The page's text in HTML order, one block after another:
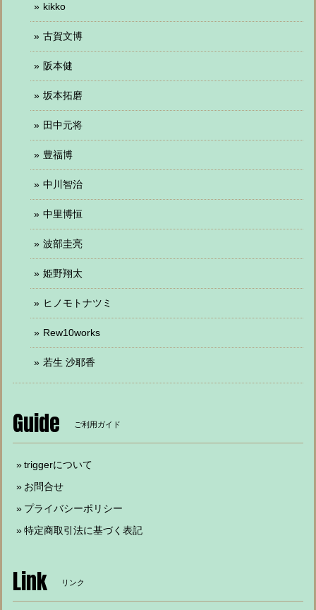
kikko
古賀文博
阪本健
坂本拓磨
田中元将
豊福博
中川智治
中里博恒
波部圭亮
姫野翔太
ヒノモトナツミ
Rew10works
若生 沙耶香
Guide ご利用ガイド
triggerについて
お問合せ
プライバシーポリシー
特定商取引法に基づく表記
Link リンク